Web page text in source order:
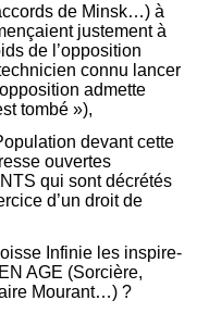
de Minsk…) à
justement à
de l’opposition
connu lancer
admette
tombé »),
devant cette
ouvertes
qui sont décrétés
d’un droit de
Infinie les inspire-
AGE (Sorcière,
Mourant…) ?